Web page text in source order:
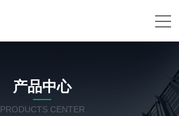
产品中心
PRODUCTS CENTER